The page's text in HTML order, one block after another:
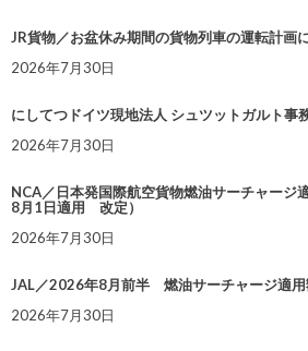
JR貨物／お盆休み期間の貨物列車の運転計画
2026年7月30日
にしてつドイツ現地法人 シュツットガルト事
2026年7月30日
NCA／日本発国際航空貨物燃油サーチャージ
8月1日適用 改定）
2026年7月30日
JAL／2026年8月前半 燃油サーチャージ適用
2026年7月30日